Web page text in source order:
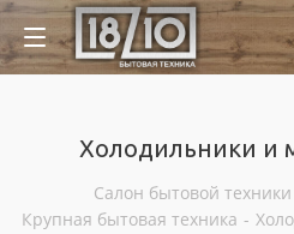
Холодильники и
Салон бытовой
Крупная бытовая техника -